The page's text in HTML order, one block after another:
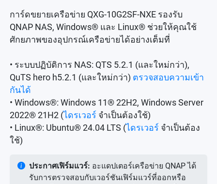
การ์ดขยายเครือข่าย QXG-10G2SF-NXE รองรับ
QNAP NAS, Windows® และ Linux® ช่วยให้คุณใช้
ศักยภาพของอุปกรณ์เครือข่ายได้อย่างเต็มที่
• ระบบปฏิบัติการ NAS: QTS 5.2.1 (และใหม่กว่า),
QuTS hero h5.2.1 (และใหม่กว่า) ตรวจสอบความเข้า
กันได้
• Windows®: Windows 11® 22H2, Windows Server
2022® 21H2 (ไดรเวอร์ จำเป็นต้องใช้)
• Linux®: Ubuntu® 24.04 LTS (ไดรเวอร์ จำเป็นต้อง
ใช้)
ประกาศเฟิร์มแวร์: อะแดปเตอร์เครือข่าย QNAP ได้
รับการตรวจสอบกับเวอร์ชันเฟิร์มแวร์ที่ออกหรือ